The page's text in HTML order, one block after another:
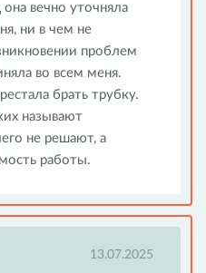
вечно уточняла
ни в чем не
проблем
во всем меня.
брать трубку.
называют
не решают, а
работы.
13.07.2025